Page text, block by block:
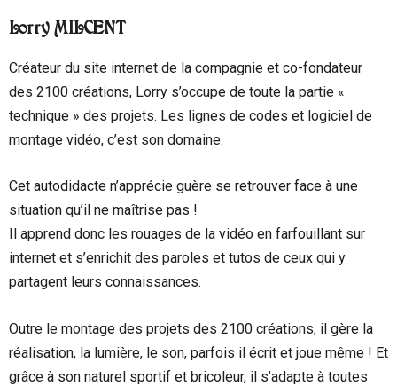
Lorry MILCENT
Créateur du site internet de la compagnie et co-fondateur
des 2100 créations, Lorry s’occupe de toute la partie «
technique » des projets. Les lignes de codes et logiciel de
montage vidéo, c’est son domaine.
Cet autodidacte n’apprécie guère se retrouver face à une
situation qu’il ne maîtrise pas !
Il apprend donc les rouages de la vidéo en farfouillant sur
internet et s’enrichit des paroles et tutos de ceux qui y
partagent leurs connaissances.
Outre le montage des projets des 2100 créations, il gère la
réalisation, la lumière, le son, parfois il écrit et joue même ! Et
grâce à son naturel sportif et bricoleur, il s’adapte à toutes